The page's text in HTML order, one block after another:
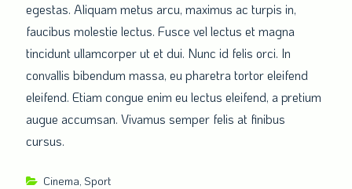
egestas. Aliquam metus arcu, maximus ac turpis in,
faucibus molestie lectus. Fusce vel lectus et magna
tincidunt ullamcorper ut et dui. Nunc id felis orci. In
convallis bibendum massa, eu pharetra tortor eleifend
eleifend. Etiam congue enim eu lectus eleifend, a pretium
augue accumsan. Vivamus semper felis at finibus
cursus.
Cinema, Sport